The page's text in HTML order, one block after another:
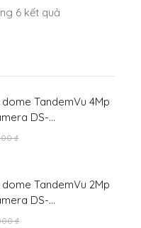
TandemVu 4Mp
DS-
₫
TandemVu 2Mp
DS-
₫
6 kết quả